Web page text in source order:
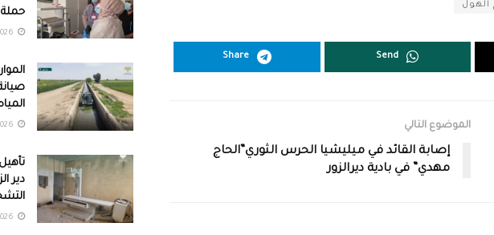
الهول
Send
Share
الموضوع التالي
إصابة القائد في ميليشيا الحرس الثوري”الحاج
مهدي” في بادية ديرالزور
حملة
دير